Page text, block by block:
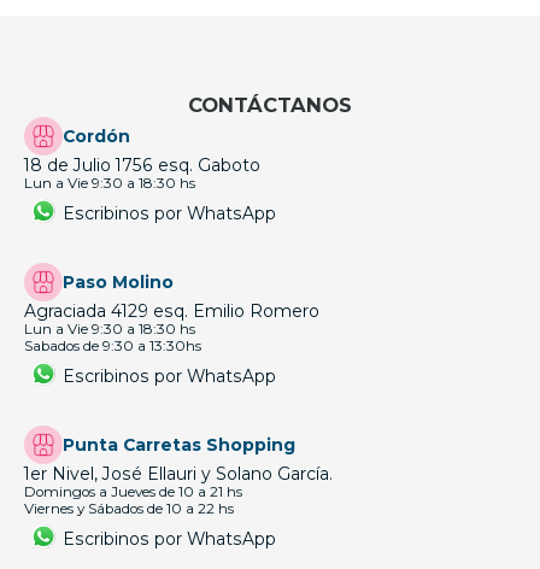
CONTÁCTANOS
Cordón
18 de Julio 1756 esq. Gaboto
Lun a Vie 9:30 a 18:30 hs
Escribinos por WhatsApp
Paso Molino
Agraciada 4129 esq. Emilio Romero
Lun a Vie 9:30 a 18:30 hs
Sabados de 9:30 a 13:30hs
Escribinos por WhatsApp
Punta Carretas Shopping
1er Nivel, José Ellauri y Solano García.
Domingos a Jueves de 10 a 21 hs
Viernes y Sábados de 10 a 22 hs
Escribinos por WhatsApp